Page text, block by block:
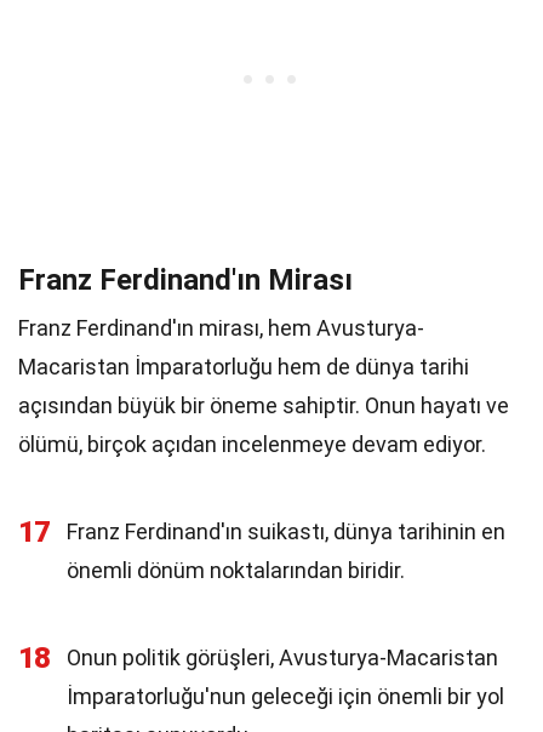
Franz Ferdinand'ın Mirası
Franz Ferdinand'ın mirası, hem Avusturya-
Macaristan İmparatorluğu hem de dünya tarihi
açısından büyük bir öneme sahiptir. Onun hayatı ve
ölümü, birçok açıdan incelenmeye devam ediyor.
17
Franz Ferdinand'ın suikastı, dünya tarihinin en
önemli dönüm noktalarından biridir.
18
Onun politik görüşleri, Avusturya-Macaristan
İmparatorluğu'nun geleceği için önemli bir yol